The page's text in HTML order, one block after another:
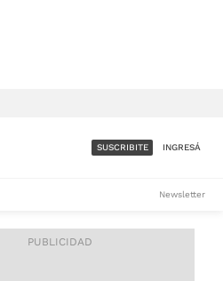
ACCESO FULL - $1.800/MES
SUSCRIBITE INGRESÁ
Newsletter